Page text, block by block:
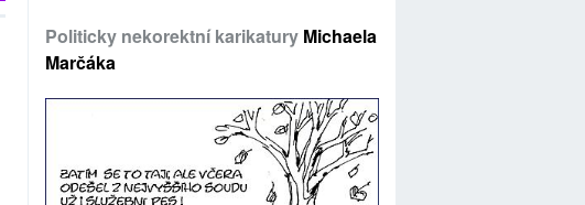
Politicky nekorektní karikatury Michaela
Marčáka